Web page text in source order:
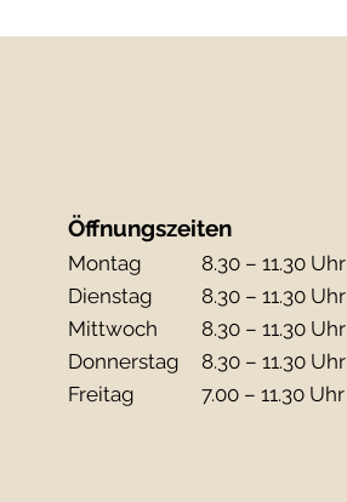
Öffnungszeiten
Montag 8.30 – 11.30 Uhr
Dienstag 8.30 – 11.30 Uhr
Mittwoch 8.30 – 11.30 Uhr
Donnerstag 8.30 – 11.30 Uhr
Freitag 7.00 – 11.30 Uhr